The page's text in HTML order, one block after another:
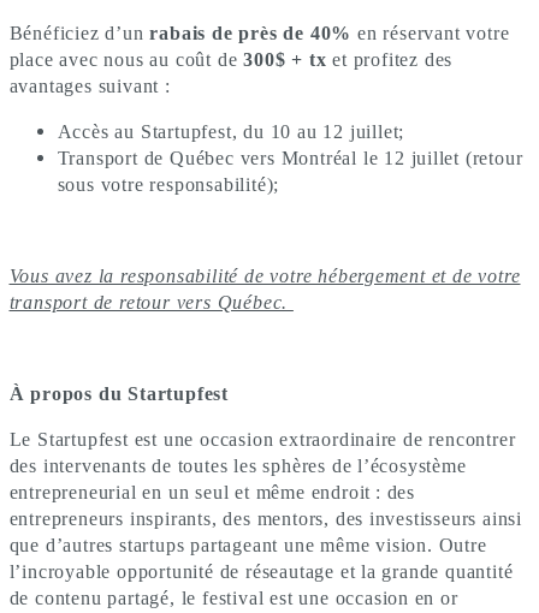
Bénéficiez d’unrabais de près de 40% en réservant votre
place avec nous au coût de300$ + tx et profitez des
avantages suivant :
Accès au Startupfest, du 10 au 12 juillet;
Transport de Québec vers Montréal le 12 juillet (retour
sous votre responsabilité);
Vous avez la responsabilité de votre hébergement et de votre
transport de retour vers Québec.
À propos du Startupfest
Le Startupfest est une occasion extraordinaire de rencontrer
des intervenants de toutes les sphères de l’écosystème
entrepreneurial en un seul et même endroit : des
entrepreneurs inspirants, des mentors, des investisseurs ainsi
que d’autres startups partageant une même vision. Outre
l’incroyable opportunité de réseautage et la grande quantité
de contenu partagé, le festival est une occasion en or